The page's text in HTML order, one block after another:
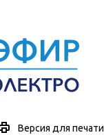
Версия для печати